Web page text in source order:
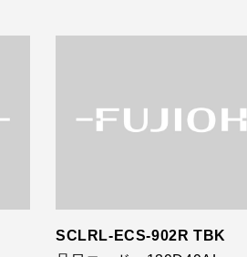
SCLRL-ECS-902R TBK